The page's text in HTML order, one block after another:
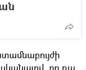
որ դա